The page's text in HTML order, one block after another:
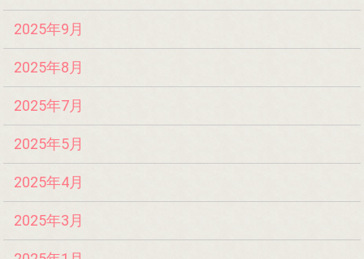
2025年9月
2025年8月
2025年7月
2025年5月
2025年4月
2025年3月